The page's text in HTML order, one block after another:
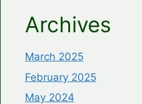
Archives
March 2025
February 2025
May 2024